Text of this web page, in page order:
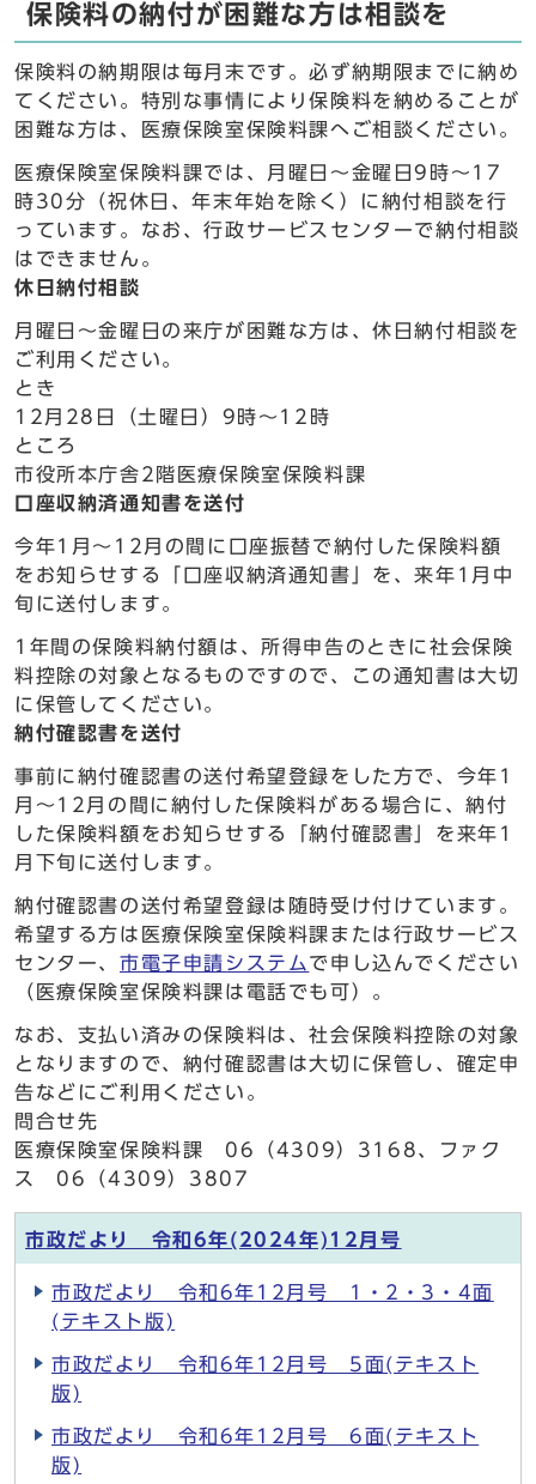
保険料の納付が困難な方は相談を
保険料の納期限は毎月末です。必ず納期限までに納め
てください。特別な事情により保険料を納めることが
困難な方は、医療保険室保険料課へご相談ください。
医療保険室保険料課では、月曜日～金曜日9時～17
時30分（祝休日、年末年始を除く）に納付相談を行
っています。なお、行政サービスセンターで納付相談
はできません。
休日納付相談
月曜日～金曜日の来庁が困難な方は、休日納付相談を
ご利用ください。
とき
12月28日（土曜日）9時～12時
ところ
市役所本庁舎2階医療保険室保険料課
口座収納済通知書を送付
今年1月～12月の間に口座振替で納付した保険料額
をお知らせする「口座収納済通知書」を、来年1月中
旬に送付します。
1年間の保険料納付額は、所得申告のときに社会保険
料控除の対象となるものですので、この通知書は大切
に保管してください。
納付確認書を送付
事前に納付確認書の送付希望登録をした方で、今年1
月～12月の間に納付した保険料がある場合に、納付
した保険料額をお知らせする「納付確認書」を来年1
月下旬に送付します。
納付確認書の送付希望登録は随時受け付けています。
希望する方は医療保険室保険料課または行政サービス
センター、 市電子申請システム で申し込んでください
（医療保険室保険料課は電話でも可）。
なお、支払い済みの保険料は、社会保険料控除の対象
となりますので、納付確認書は大切に保管し、確定申
告などにご利用ください。
問合せ先
医療保険室保険料課 06（4309）3168、ファク
ス 06（4309）3807
市政だより 令和6年(2024年)12月号
市政だより 令和6年12月号 1・2・3・4面
(テキスト版)
市政だより 令和6年12月号 5面(テキスト
版)
市政だより 令和6年12月号 6面(テキスト
版)